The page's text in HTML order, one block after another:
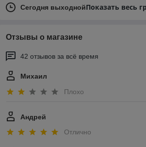
Сегодня выходнойПоказать весь
Отзывы о магазине
42 отзывов за всё время
Михаил
Плохо
Андрей
Отлично